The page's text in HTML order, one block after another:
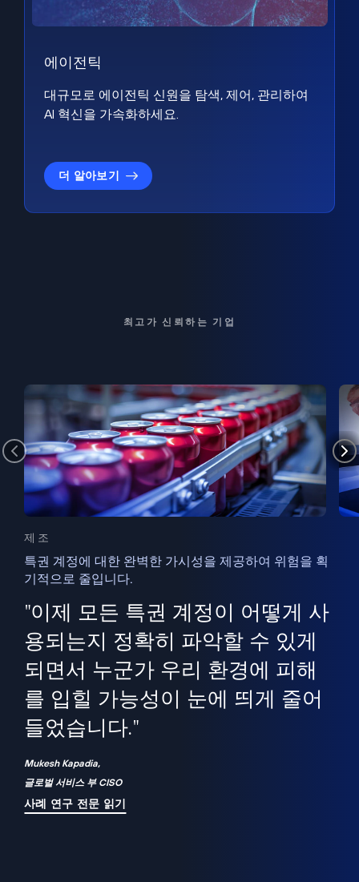
에이전틱
대규모로 에이전틱 신원을 탐색, 제어, 관리하여
AI 혁신을 가속화하세요.
더 알아보기
최고가 신뢰하는 기업
제조
특권 계정에 대한 완벽한 가시성을 제공하여 위험을 획
기적으로 줄입니다.
"이제 모든 특권 계정이 어떻게 사
용되는지 정확히 파악할 수 있게
되면서 누군가 우리 환경에 피해
를 입힐 가능성이 눈에 띄게 줄어
들었습니다."
Mukesh Kapadia,
글로벌 서비스 부 CISO
사례 연구 전문 읽기